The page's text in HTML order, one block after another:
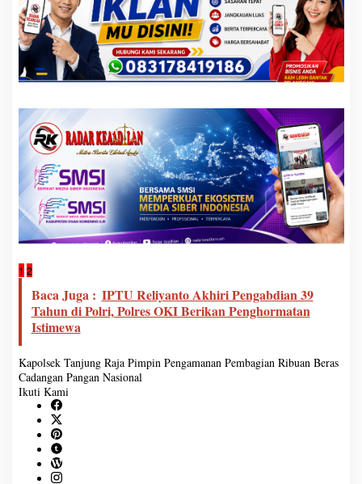
Laman berikutnya
Baca Juga : IPTU Reliyanto Akhiri Pengabdian 39
Tahun di Polri, Polres OKI Berikan Penghormatan
Istimewa
Kapolsek Tanjung Raja Pimpin Pengamanan Pembagian Ribuan Ber
as Cadangan Pangan Nasional